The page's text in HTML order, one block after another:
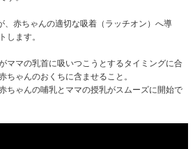
、赤ちゃんの適切な吸着（ラッチオン）へ導
します。
ママの乳首に吸いつこうとするタイミングに合
ちゃんのおくちに含ませること。
ちゃんの哺乳とママの授乳がスムーズに開始で